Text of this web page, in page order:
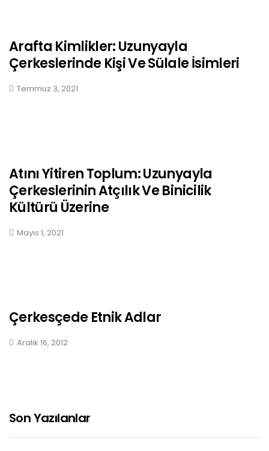
Arafta Kimlikler: Uzunyayla
Çerkeslerinde Kişi Ve Sülale İsimleri
Temmuz 3, 2021
Atını Yitiren Toplum: Uzunyayla
Çerkeslerinin Atçılık Ve Binicilik
Kültürü Üzerine
Mayıs 1, 2021
Çerkesçede Etnik Adlar
Aralık 16, 2012
Son Yazılanlar